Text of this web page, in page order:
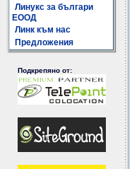
Линукс за българи
ЕООД
Линк към нас
Предложения
Подкрепяно от: